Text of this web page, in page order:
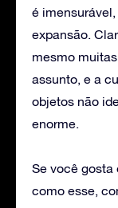
é
expansão.
mesmo
assunto, e a
objetos não
enorme.
Se você gosta
como esse,